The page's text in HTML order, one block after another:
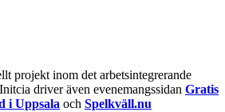
projekt inom det arbetsintegrerande
driver även evenemangssidan Gratis
i Uppsala och Spelkväll.nu